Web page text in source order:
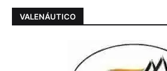
VALENÁUTICO